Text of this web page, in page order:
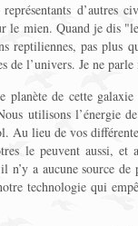
d’autres
le mien. Quand je dis
reptiliennes, pas plus
de l’univers. Je ne
planète de cette
utilisons l’énergie
Au lieu de vos
le peuvent aussi, et
a aucune source
technologie qui